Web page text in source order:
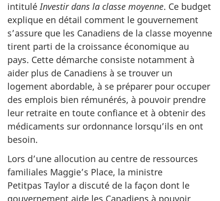
intituléInvestir dans la classe moyenne. Ce budget
explique en détail comment le gouvernement
s’assure que les Canadiens de la classe moyenne
tirent parti de la croissance économique au
pays. Cette démarche consiste notamment à
aider plus de Canadiens à se trouver un
logement abordable, à se préparer pour occuper
des emplois bien rémunérés, à pouvoir prendre
leur retraite en toute confiance et à obtenir des
médicaments sur ordonnance lorsqu’ils en ont
besoin.
Lors d’une allocution au centre de ressources
familiales Maggie’s Place, la ministre
Petitpas Taylor a discuté de la façon dont le
gouvernement aide les Canadiens à pouvoir